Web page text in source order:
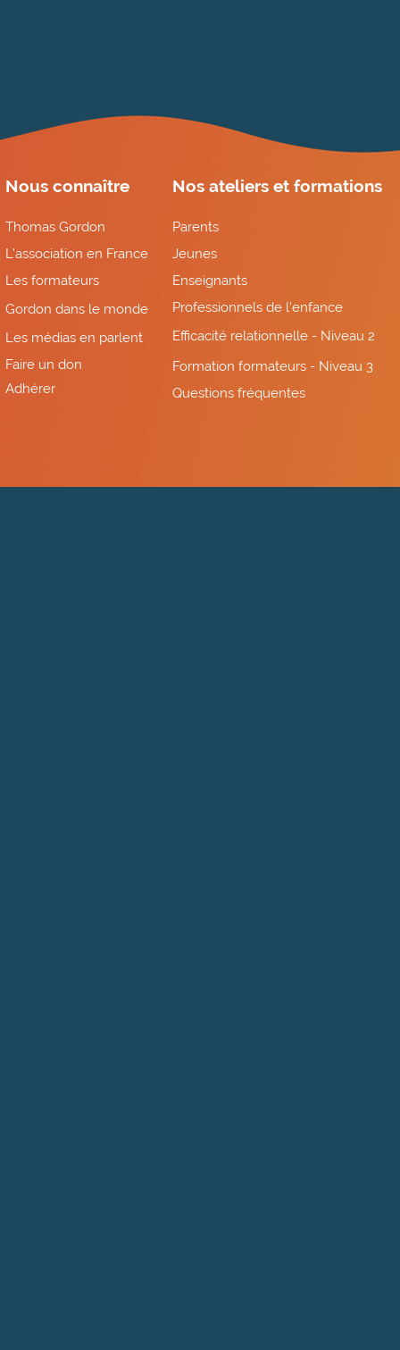
Nos ateliers et formations
Parents
Jeunes
Enseignants
Professionnels de l'enfance
Efficacité relationnelle - Niveau 2
Formation formateurs - Niveau 3
Questions fréquentes
Nous connaître
Thomas Gordon
L'association en France
Les formateurs
Gordon dans le monde
Les médias en parlent
Adhérer
Faire un don